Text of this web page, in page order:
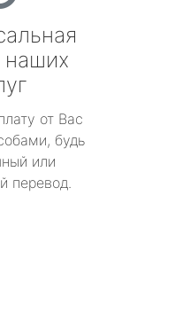
наших
от Вас
будь
или
перевод.